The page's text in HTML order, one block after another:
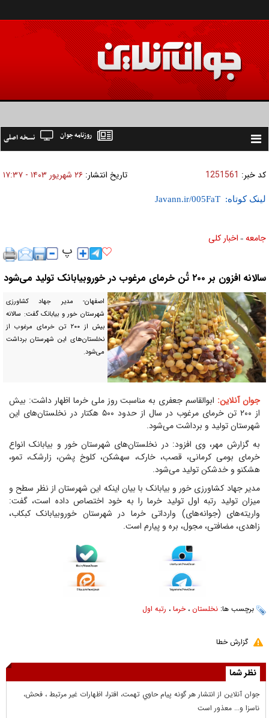
Toggle
نسخه اصلی روزنامه جوان
کد خبر: 1251561 تاریخ انتشار: ۲۶ شهريور ۱۴۰۳ - ۱۷:۳۷
لینک کوتاه:
جامعه » اخبار كلی
سالانه افزون بر ۲۰۰ تُن خرمای مرغوب در خوروبیابانک تولید می‌شود
اصفهان- مدیر جهاد کشاورزی
شهرستان خور و بیابانک گفت: سالانه
بیش از ۲۰۰ تن خرمای مرغوب از
نخلستان‌های این شهرستان برداشت
می‌شود.
جوان آنلاین: ابوالقاسم جعفری به مناسبت روز ملی خرما اظهار داشت: بیش
از ۲۰۰ تن خرمای مرغوب در سال از حدود ۵۰۰ هکتار در نخلستان‌های این
شهرستان تولید و برداشت می‌شود.
به گزارش مهر، وی افزود: در نخلستان‌های شهرستان خور و بیابانک انواع
خرمای بومی کرمانی، قصب، خارک، سهشکن، کلوخ پشن، زارشک، تمو،
هشکنو و خدشکن تولید می‌شود.
مدیر جهاد کشاورزی خور و بیابانک با بیان اینکه این شهرستان از نظر سطح و
میزان تولید رتبه اول تولید خرما را به خود اختصاص داده است، گفت:
واریته‌های (جوانه‌های) وارداتی خرما در شهرستان خوروبیابانک کبکاب،
زاهدی، مضافتی، مجول، بره و پیارم است.
برچسب ها: نخلستان ،خرما ، رتبه اول
گزارش خطا
نظر شما
جوان آنلاين از انتشار هر گونه پيام حاوي تهمت، افترا، اظهارات غير مرتبط ، فحش،
ناسزا و... معذور است